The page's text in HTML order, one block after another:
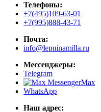
Телефоны:
+7(495)109-63-01
+7(995)888-43-71
Почта:
info@lepninamilla.ru
Мессенджеры:
Telegram
Max
WhatsApp
Наш адрес: